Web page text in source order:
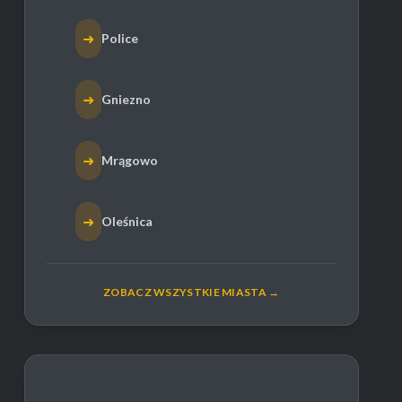
➜ Police
➜ Gniezno
➜ Mrągowo
➜ Oleśnica
ZOBACZ WSZYSTKIE MIASTA →